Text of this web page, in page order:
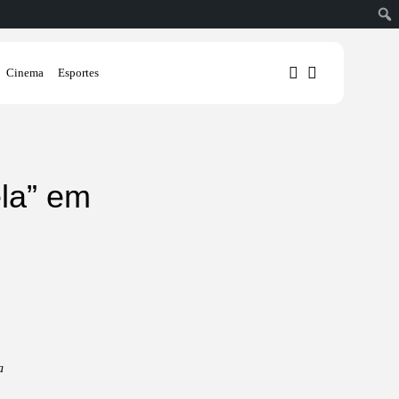
Cinema Esportes
em